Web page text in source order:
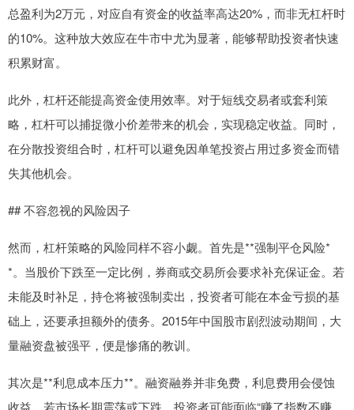
总盈利为2万元，对应自有资金的收益率高达20%，而非无杠杆时
的10%。这种放大效应在牛市中尤为显著，能够帮助投资者快速
积累财富。
此外，杠杆还能提高资金使用效率。对于短线交易者或套利策
略，杠杆可以捕捉微小价差带来的机会，实现稳定收益。同时，
在分散投资组合时，杠杆可以避免因单笔投资占用过多资金而错
失其他机会。
## 不容忽视的风险因子
然而，杠杆策略的风险同样不容小觑。首先是**强制平仓风险*
*。当股价下跌至一定比例，券商或交易所会要求补充保证金。若
未能及时补足，持仓将被强制卖出，投资者可能在本金亏损的基
础上，还要承担额外的债务。2015年中国股市剧烈波动期间，大
量融资盘被强平，便是惨痛的教训。
其次是**利息成本压力**。融资融券并非免费，利息费用会侵蚀